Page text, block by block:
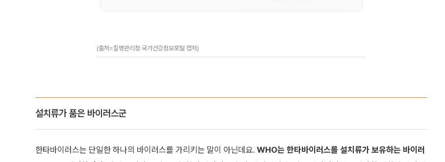
(출처=질병관리청 국가건강정보포털 캡처)
설치류가 품은 바이러스군
한타바이러스는 단일한 하나의 바이러스를 가리키는 말이 아닌데요. WHO는 한타바이러스를 설치류가 보유하는 바이러